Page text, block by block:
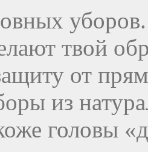
твой
от
из
головы